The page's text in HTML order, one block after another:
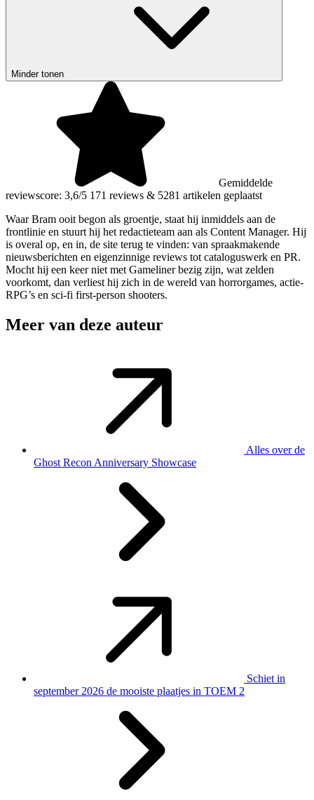
Minder tonen
Gemiddelde
reviewscore: 3,6/5 171 reviews & 5281 artikelen geplaatst
Waar Bram ooit begon als groentje, staat hij inmiddels aan de
frontlinie en stuurt hij het redactieteam aan als Content Manager. Hij
is overal op, en in, de site terug te vinden: van spraakmakende
nieuwsberichten en eigenzinnige reviews tot cataloguswerk en PR.
Mocht hij een keer niet met Gameliner bezig zijn, wat zelden
voorkomt, dan verliest hij zich in de wereld van horrorgames, actie-
RPG’s en sci-fi first-person shooters.
Meer van deze auteur
Alles over de
Ghost Recon Anniversary Showcase
Schiet in
september 2026 de mooiste plaatjes in TOEM 2